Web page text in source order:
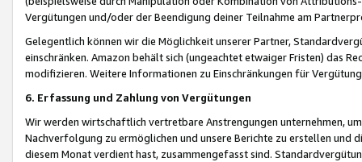
Vergütungen und/oder der Beendigung deiner Teilnahme am
Gelegentlich können wir die Möglichkeit unserer Partner,
einschränken. Amazon behält sich (ungeachtet etwaiger Fristen) das
modifizieren. Weitere Informationen zu Einschränkungen für
6. Erfassung und Zahlung von Vergütungen
Wir werden wirtschaftlich vertretbare Anstrengungen unternehmen,
Nachverfolgung zu ermöglichen und unsere Berichte zu erstellen und
diesem Monat verdient hast, zusammengefasst sind.